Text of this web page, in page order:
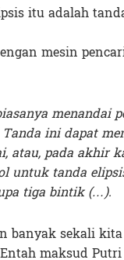
itu adalah
mesin
menandai
ini dapat
atau, pada akhir
untuk tanda
tiga bintik (…).
sekali
maksud